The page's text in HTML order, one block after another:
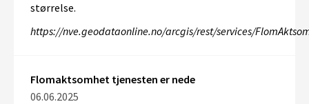
størrelse.
https://nve.geodataonline.no/arcgis/rest/services/
Flomaktsomhet tjenesten er nede
06.06.2025